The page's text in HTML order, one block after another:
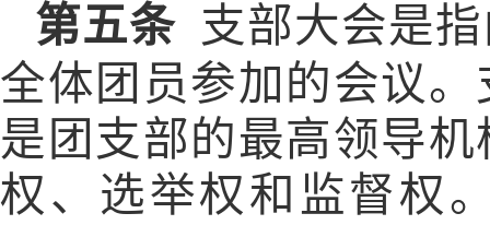
第五条 支部大会是
全体团员参加的会议
是团支部的最高领导
权、选举权和监督权